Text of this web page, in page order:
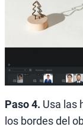
Paso 4. Usa las
los bordes del